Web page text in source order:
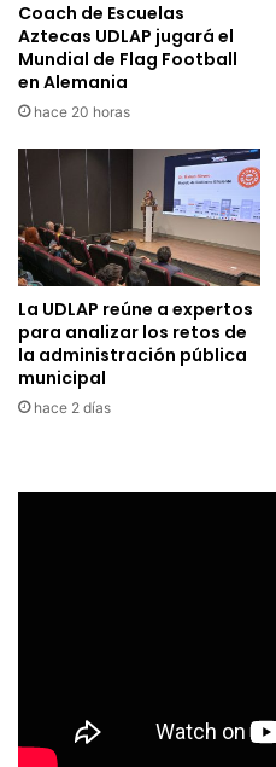
Coach de Escuelas
Aztecas UDLAP jugará el
Mundial de Flag Football
en Alemania
hace 20 horas
La UDLAP reúne a expertos
para analizar los retos de
la administración pública
municipal
hace 2 días